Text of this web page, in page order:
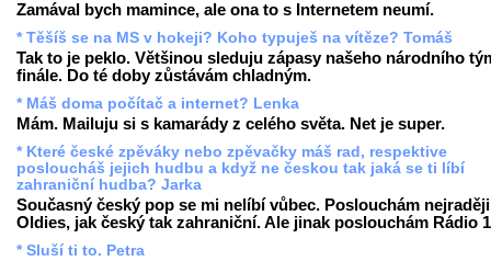
Zamával bych mamince, ale ona to s Internetem neumí.
* Těšíš se na MS v hokeji? Koho typuješ na vítěze? Tomáš
Tak to je peklo. Většinou sleduju zápasy našeho národního
finále. Do té doby zůstávám chladným.
* Máš doma počítač a internet? Lenka
Mám. Mailuju si s kamarády z celého světa. Net je super.
* Které české zpěváky nebo zpěvačky máš rad, respektive
posloucháš jejich hudbu a když ne českou tak jaká se ti líbí
zahraniční hudba? Jarka
Současný český pop se mi nelíbí vůbec. Poslouchám nejraději
Oldies, jak český tak zahraniční. Ale jinak poslouchám Rádio
* Sluší ti to. Petra